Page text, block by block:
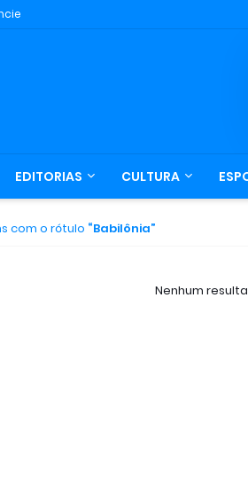
EDITORIAS CULTURA
com o rótulo Babilônia
Nenhum